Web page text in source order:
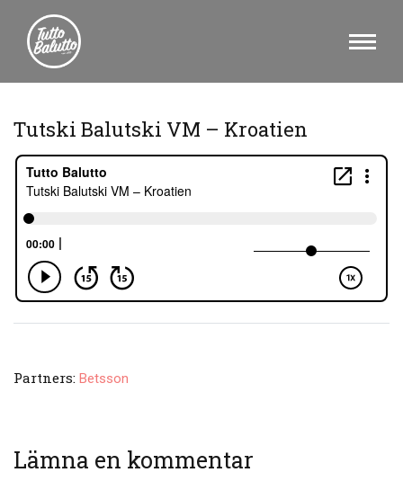
Tutski Balutski VM – Kroatien
Partners: Betsson
Lämna en kommentar